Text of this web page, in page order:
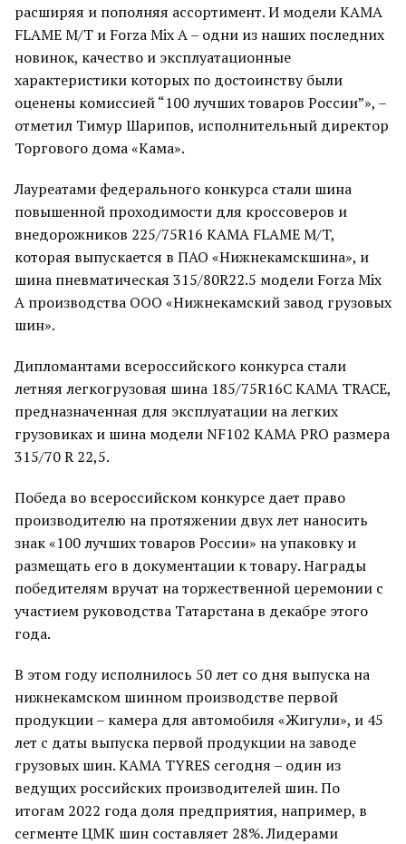
расширяя и пополняя ассортимент. И модели KAMA
FLAME M/T и Forza Mix A – одни из наших последних
новинок, качество и эксплуатационные
характеристики которых по достоинству были
оценены комиссией “100 лучших товаров России”», –
отметил Тимур Шарипов, исполнительный директор
Торгового дома «Кама».
Лауреатами федерального конкурса стали шина
повышенной проходимости для кроссоверов и
внедорожников 225/75R16 KAMA FLAME M/T,
которая выпускается в ПАО «Нижнекамскшина», и
шина пневматическая 315/80R22.5 модели Forza Mix
A производства ООО «Нижнекамский завод грузовых
шин».
Дипломантами всероссийского конкурса стали
летняя легкогрузовая шина 185/75R16C KAMA TRACE,
предназначенная для эксплуатации на легких
грузовиках и шина модели NF102 KAMA PRO размера
315/70 R 22,5.
Победа во всероссийском конкурсе дает право
производителю на протяжении двух лет наносить
знак «100 лучших товаров России» на упаковку и
размещать его в документации к товару. Награды
победителям вручат на торжественной церемонии с
участием руководства Татарстана в декабре этого
года.
В этом году исполнилось 50 лет со дня выпуска на
нижнекамском шинном производстве первой
продукции – камера для автомобиля «Жигули», и 45
лет с даты выпуска первой продукции на заводе
грузовых шин. KAMA TYRES сегодня – один из
ведущих российских производителей шин. По
итогам 2022 года доля предприятия, например, в
сегменте ЦМК шин составляет 28%. Лидерами